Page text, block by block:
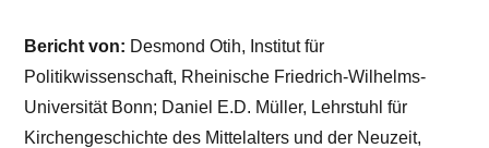
Bericht von: Desmond Otih, Institut für
Politikwissenschaft, Rheinische Friedrich-Wilhelms-
Universität Bonn; Daniel E.D. Müller, Lehrstuhl für
Kirchengeschichte des Mittelalters und der Neuzeit,